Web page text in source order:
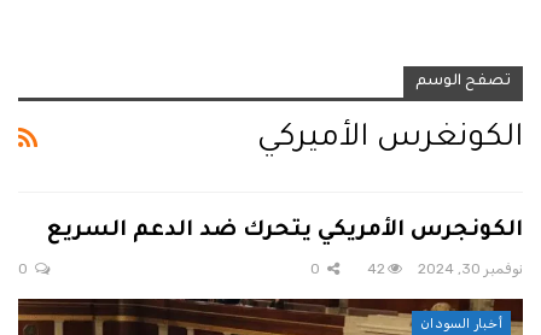
تصفح الوسم
الكونغرس الأميركي
الكونجرس الأمريكي يتحرك ضد الدعم السريع
نوفمبر 30, 2024 42
أخبار السودان